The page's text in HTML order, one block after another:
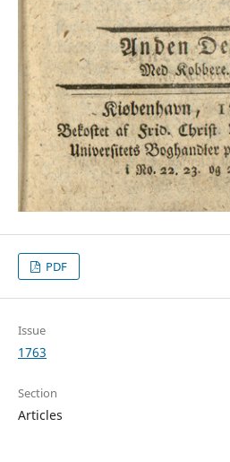
PDF
Issue
1763
Section
Articles